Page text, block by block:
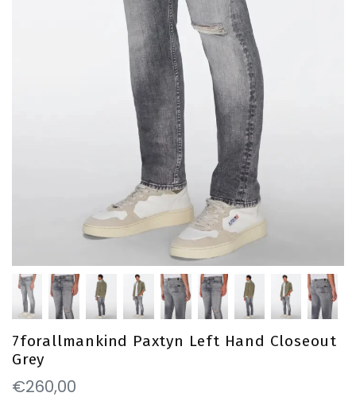
7forallmankind Paxtyn Left Hand Closeout
Grey
€260,00